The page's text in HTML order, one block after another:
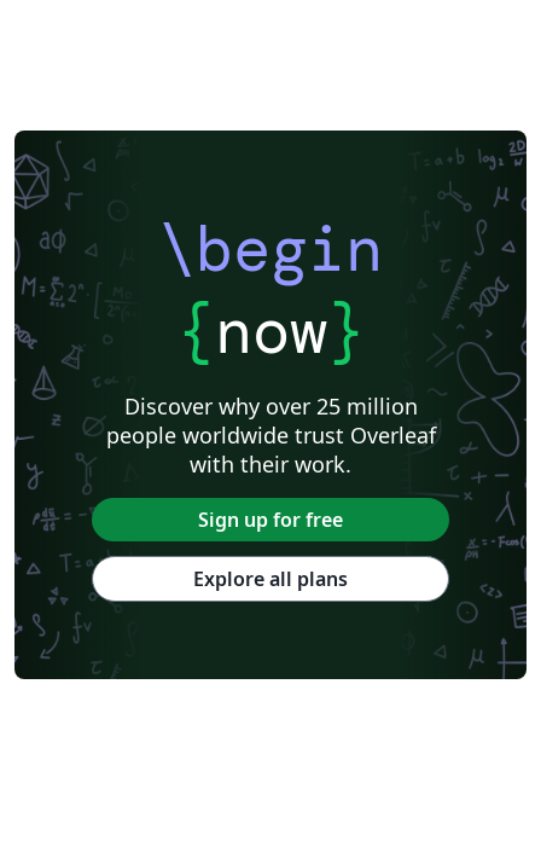
\begin
{now}
Discover why over 25 million
people worldwide trust Overleaf
with their work.
Sign up for free
Explore all plans